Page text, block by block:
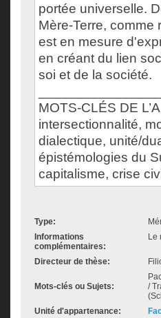
portée universelle.
Mère-Terre,
est en mesure
en créant du lien
soi et de la société.
MOTS-CLÉS DE
intersectionnalité,
dialectique, unité/
épistémologies du
capitalisme, crise
Type:
Informations
complémentaires:
Le
Directeur de thèse:
Mots-clés ou Sujets:
/
Unité d'appartenance: